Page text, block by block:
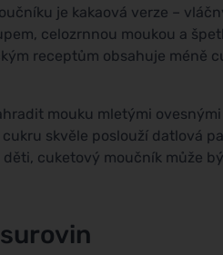
je kakaová verze –
celozrnnou moukou a
receptům obsahuje méně
mouku mletými
skvěle poslouží datlová
děti, cuketový moučník může